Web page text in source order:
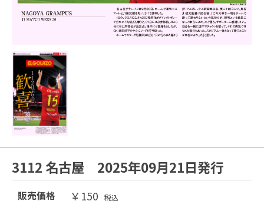
3112 名古屋 2025年09月21日発行
販売価格 ￥150 税込